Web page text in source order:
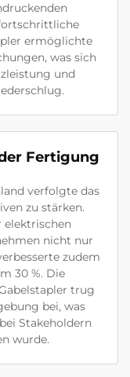
ermöglichte
was sich
und
Fertigung
verfolgte das
zu stärken.
elektrischen
nicht nur
zudem
30 %. Die
trug
bei, was
Stakeholdern
wurde.